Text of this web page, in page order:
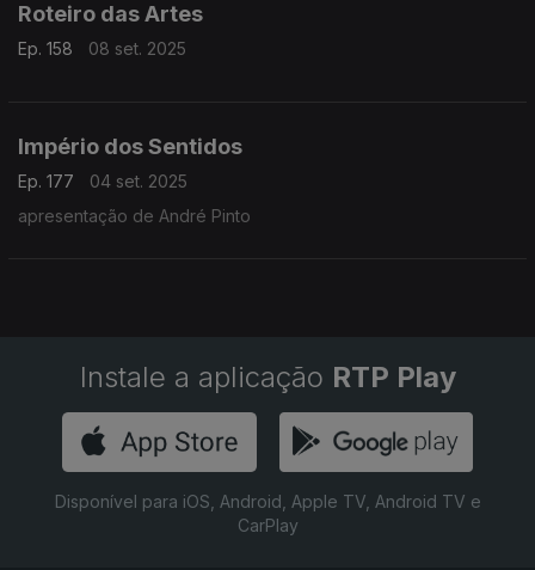
Roteiro das Artes
Ep. 158 08 set. 2025
Império dos Sentidos
Ep. 177
04 set. 2025
apresentação de André Pinto
Instale a aplicação RTP Play
Disponível para iOS, Android, Apple TV, Android TV e
CarPlay